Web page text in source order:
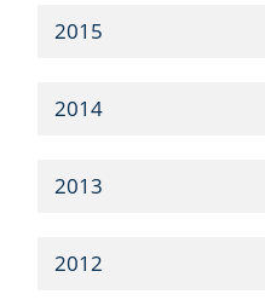
2015
2014
2013
2012